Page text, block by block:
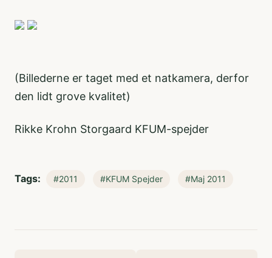
(Billederne er taget med et natkamera, derfor
den lidt grove kvalitet)
Rikke Krohn Storgaard KFUM-spejder
Tags: #2011 #KFUM Spejder #Maj 2011